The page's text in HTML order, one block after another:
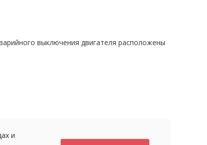
выключения двигателя расположены
и